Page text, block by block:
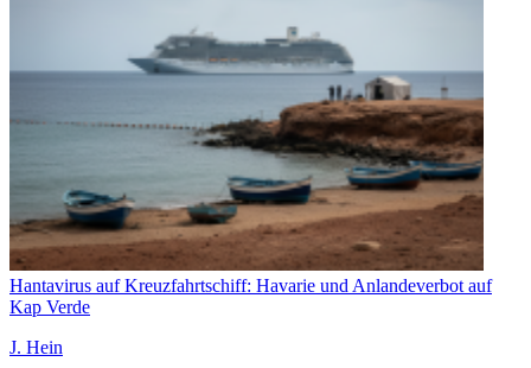
Hantavirus auf Kreuzfahrtschiff: Havarie und Anlandeverbot auf
Kap Verde
J. Hein